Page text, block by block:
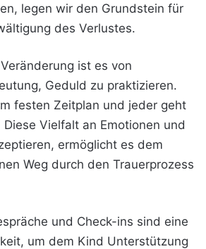
legen wir den Grundstein für
des Verlustes.
ist es von
Geduld zu praktizieren.
festen Zeitplan und jeder geht
Vielfalt an Emotionen und
ermöglicht es dem
Weg durch den Trauerprozess
und Check-ins sind eine
um dem Kind Unterstützung